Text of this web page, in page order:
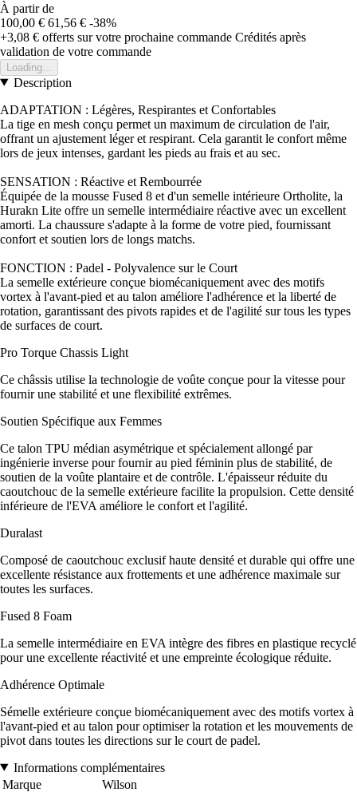
À partir de
100,00 € 61,56 € -38%
+3,08 € offerts sur votre prochaine commande Crédités après
validation de votre commande
Loading...
Description
ADAPTATION : Légères, Respirantes et Confortables
La tige en mesh conçu permet un maximum de circulation de l'air,
offrant un ajustement léger et respirant. Cela garantit le confort même
lors de jeux intenses, gardant les pieds au frais et au sec.
SENSATION : Réactive et Rembourrée
Équipée de la mousse Fused 8 et d'un semelle intérieure Ortholite, la
Hurakn Lite offre un semelle intermédiaire réactive avec un excellent
amorti. La chaussure s'adapte à la forme de votre pied, fournissant
confort et soutien lors de longs matchs.
FONCTION : Padel - Polyvalence sur le Court
La semelle extérieure conçue biomécaniquement avec des motifs
vortex à l'avant-pied et au talon améliore l'adhérence et la liberté de
rotation, garantissant des pivots rapides et de l'agilité sur tous les types
de surfaces de court.
Pro Torque Chassis Light
Ce châssis utilise la technologie de voûte conçue pour la vitesse pour
fournir une stabilité et une flexibilité extrêmes.
Soutien Spécifique aux Femmes
Ce talon TPU médian asymétrique et spécialement allongé par
ingénierie inverse pour fournir au pied féminin plus de stabilité, de
soutien de la voûte plantaire et de contrôle. L'épaisseur réduite du
caoutchouc de la semelle extérieure facilite la propulsion. Cette densité
inférieure de l'EVA améliore le confort et l'agilité.
Duralast
Composé de caoutchouc exclusif haute densité et durable qui offre une
excellente résistance aux frottements et une adhérence maximale sur
toutes les surfaces.
Fused 8 Foam
La semelle intermédiaire en EVA intègre des fibres en plastique recyclé
pour une excellente réactivité et une empreinte écologique réduite.
Adhérence Optimale
Sémelle extérieure conçue biomécaniquement avec des motifs vortex à
l'avant-pied et au talon pour optimiser la rotation et les mouvements de
pivot dans toutes les directions sur le court de padel.
Informations complémentaires
Marque
Wilson